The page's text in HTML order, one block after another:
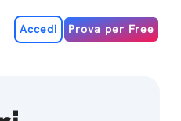
Accedi Prova per Free